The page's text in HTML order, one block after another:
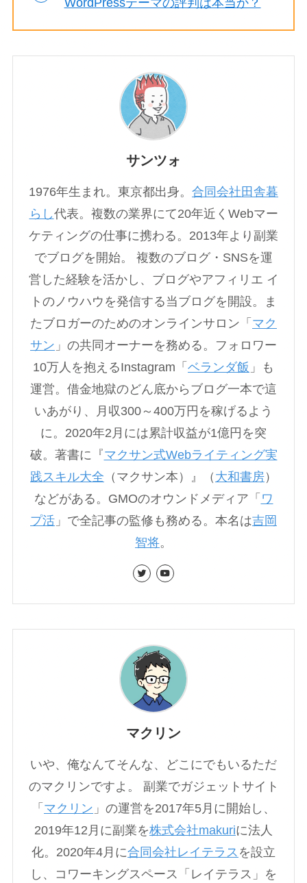
サンツォ
1976年生まれ。東京都出身。 合同会社田舎暮
らし代表。複数の業界にて20年近くWebマー
ケティングの仕事に携わる。2013年より副業
でブログを開始。 複数のブログ・SNSを運
営した経験を活かし、ブログやアフィリエ イ
トのノウハウを発信する当ブログを開設。ま
たブロガーのためのオンラインサロン「 マク
サン 」の共同オーナーを務める。フォロワー
10万人を抱えるInstagram「 ベランダ飯 」も
運営。借金地獄のどん底からブログ一本で這
いあがり、月収300～400万円を稼げるよう
に。2020年2月には累計収益が1億円を突
破。著書に『マクサン式Webライティング実
践スキル大全 （マクサン本）』（ 大和書房）
などがある。GMOのオウンドメディア「 ワ
プ活 」で全記事の監修も務める。本名は吉岡
智将。
マクリン
いや、俺なんてそんな、どこにでもいるただ
のマクリンですよ。 副業でガジェットサイト
「 マクリン 」の運営を2017年5月に開始し、
2019年12月に副業を株式会社makuriに法人
化。2020年4月に合同会社レイテラス を設立
し、コワーキングスペース「レイテラス」を